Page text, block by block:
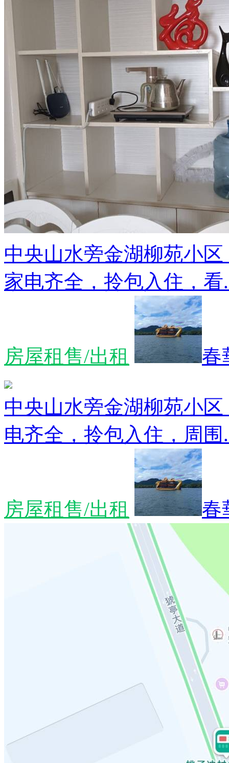
中央山水旁金湖柳苑小
家电齐全，拎包入住，看
房屋租售/出租 春
中央山水旁金湖柳苑小
电齐全，拎包入住，周围
房屋租售/出租 春